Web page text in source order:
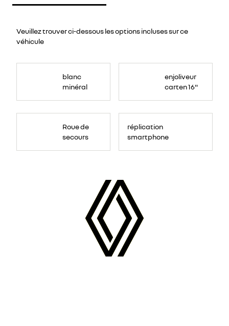
Veuillez trouver ci-dessous les options incluses sur ce
véhicule
blanc
minéral
enjoliveur
carten 16"
Roue de
secours
réplication
smartphone